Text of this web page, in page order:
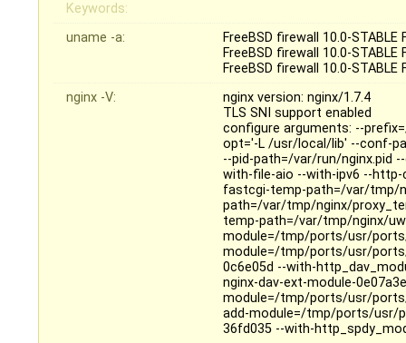
Keywords:
uname -a:
FreeBSD firewall 10.0-
FreeBSD firewall 10.0-
FreeBSD firewall 10.0-
nginx -V:
nginx version: nginx/1.7.4
TLS SNI support enabled
configure arguments: --
opt='-L /usr/local/lib' --conf-
--pid-path=/var/run/nginx.pid
with-file-aio --with-ipv6 --
fastcgi-temp-path=/var/tmp/
path=/var/tmp/nginx/
temp-path=/var/tmp/nginx/
module=/tmp/ports/usr/
module=/tmp/ports/usr/
0c6e05d --with-
nginx-dav-ext-module-
module=/tmp/ports/usr/
add-module=/tmp/ports/usr/
36fd035 --with-